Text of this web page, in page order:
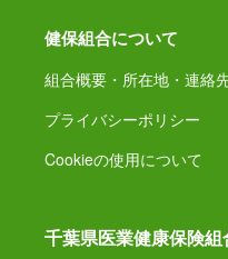
健保組合について
組合概要・所在地・連絡
プライバシーポリシー
Cookieの使用について
千葉県医業健康保険組